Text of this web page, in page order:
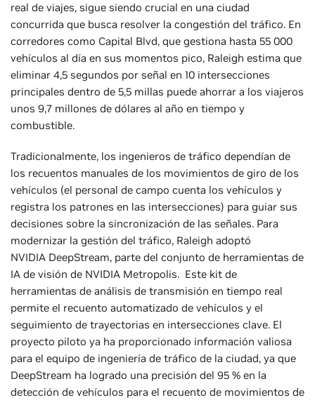
real de viajes, sigue siendo crucial en una ciudad
concurrida que busca resolver la congestión del tráfico. En
corredores como Capital Blvd, que gestiona hasta 55 000
vehículos al día en sus momentos pico, Raleigh estima que
eliminar 4,5 segundos por señal en 10 intersecciones
principales dentro de 5,5 millas puede ahorrar a los viajeros
unos 9,7 millones de dólares al año en tiempo y
combustible.
Tradicionalmente, los ingenieros de tráfico dependían de
los recuentos manuales de los movimientos de giro de los
vehículos (el personal de campo cuenta los vehículos y
registra los patrones en las intersecciones) para guiar sus
decisiones sobre la sincronización de las señales. Para
modernizar la gestión del tráfico, Raleigh adoptó
NVIDIA DeepStream, parte del conjunto de herramientas de
IA de visión de NVIDIA Metropolis. Este kit de
herramientas de análisis de transmisión en tiempo real
permite el recuento automatizado de vehículos y el
seguimiento de trayectorias en intersecciones clave. El
proyecto piloto ya ha proporcionado información valiosa
para el equipo de ingeniería de tráfico de la ciudad, ya que
DeepStream ha logrado una precisión del 95 % en la
detección de vehículos para el recuento de movimientos de